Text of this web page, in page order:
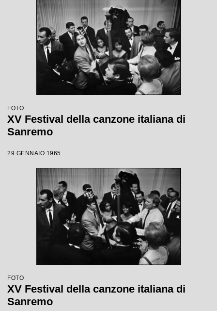
FOTO
XV Festival della canzone italiana di
Sanremo
29 GENNAIO 1965
FOTO
XV Festival della canzone italiana di
Sanremo